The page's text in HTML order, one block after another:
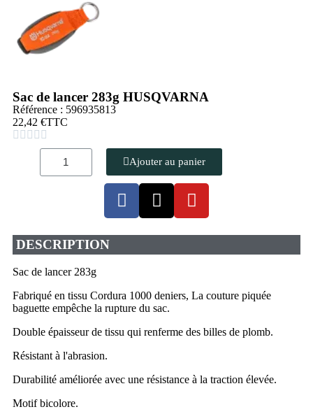
Sac de lancer 283g HUSQVARNA
Référence : 596935813
22,42 €TTC
    
Ajouter au panier
DESCRIPTION
Sac de lancer 283g
Fabriqué en tissu Cordura 1000 deniers, La couture piquée
baguette empêche la rupture du sac.
Double épaisseur de tissu qui renferme des billes de plomb.
Résistant à l'abrasion.
Durabilité améliorée avec une résistance à la traction élevée.
Motif bicolore.